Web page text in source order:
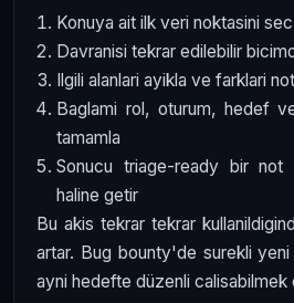
Konuya ait ilk veri noktasini sec
Davranisi tekrar edilebilir
Ilgili alanlari ayikla ve farklari
Baglami rol, oturum, hedef
tamamla
Sonucu triage-ready bir
haline getir
Bu akis tekrar tekrar
artar. Bug bounty'de surekli
ayni hedefte düzenli calisabilmek